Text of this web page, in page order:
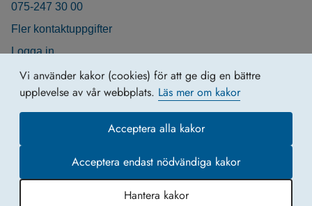
Vi använder kakor (cookies) för att ge dig en bättre
upplevelse av vår webbplats. Läs mer om kakor
Acceptera alla kakor
Acceptera endast nödvändiga kakor
Hantera kakor
075-247 30 00
Fler kontaktuppgifter
Logga in
Behandling av personuppgifter